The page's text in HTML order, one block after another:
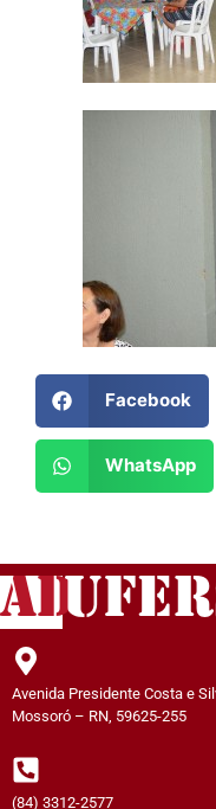
Facebook
WhatsApp
AD
Avenida Presidente Costa e
Mossoró – RN, 59625-255
(84) 3312-2577